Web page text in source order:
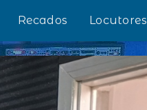
Recados Locutores